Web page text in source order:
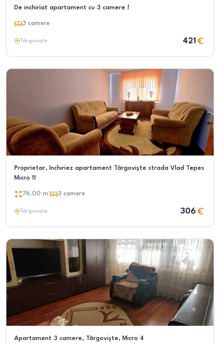
De inchiriat apartament cu 3 camere !
3 camere
Târgoviște 421
Proprietar, închiriez apartament Târgoviște strada Vlad Tepes
Micro 11
76.00 m² 3 camere
Târgoviște 306
Apartament 3 camere, Târgoviște, Micro 4